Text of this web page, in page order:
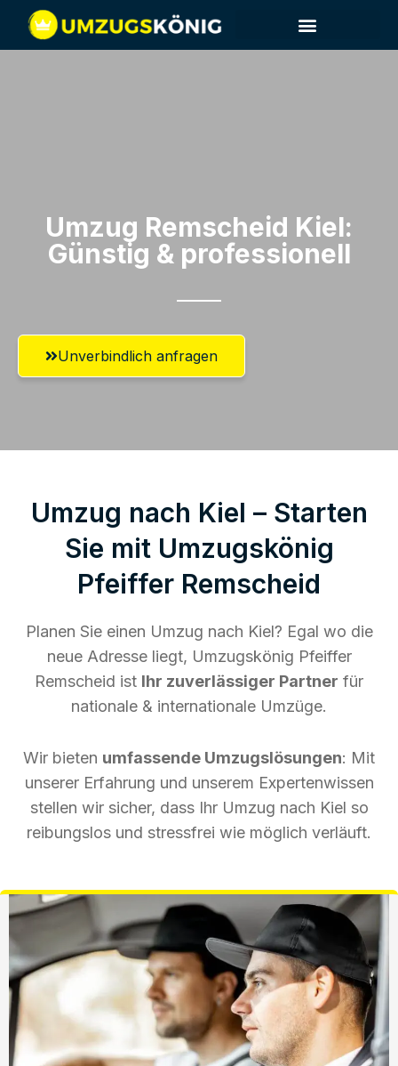
Umzug Remscheid​ Kiel:
Günstig & professionell​
Unverbindlich anfragen
Umzug nach Kiel – Starten
Sie mit Umzugskönig
Pfeiffer Remscheid
Planen Sie einen Umzug nach Kiel? Egal wo die
neue Adresse liegt, Umzugskönig Pfeiffer
Remscheid ist Ihr zuverlässiger Partner für
nationale & internationale Umzüge.
Wir bieten umfassende Umzugslösungen: Mit
unserer Erfahrung und unserem Expertenwissen
stellen wir sicher, dass Ihr Umzug nach Kiel so
reibungslos und stressfrei wie möglich verläuft.